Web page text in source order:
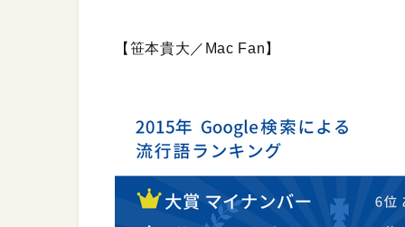
【笹本貴大／Mac Fan】